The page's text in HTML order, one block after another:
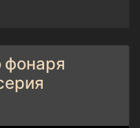
вдова 1
домик 4
фонаря